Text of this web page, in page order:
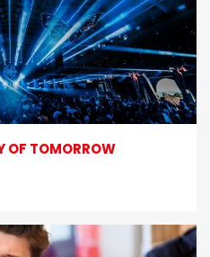
OF TOMORROW